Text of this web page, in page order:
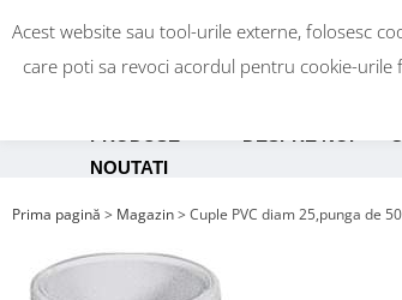
NOUTATI
Prima pagină > Magazin> Cuple PVC diam 25,punga de
Acest website sau tool-urile externe, folosesc
care poti sa revoci acordul pentru cookie-urile